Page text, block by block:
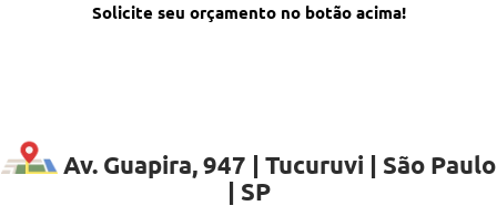
Solicite seu orçamento no botão acima!
Av. Guapira, 947 | Tucuruvi | São Paulo
| SP